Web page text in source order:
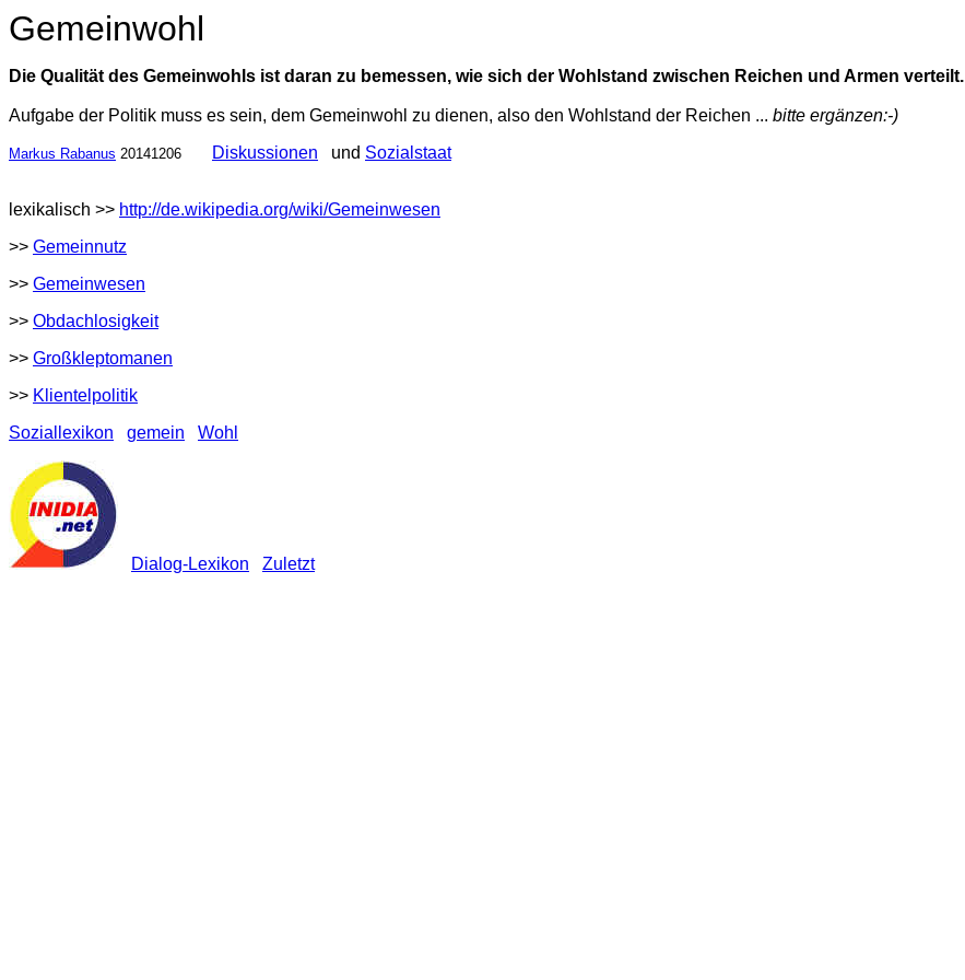
Gemeinwohl
Die Qualität des Gemeinwohls ist daran zu bemessen, wie sich der Wohlstand zwischen Reichen und Armen verteilt.
Aufgabe der Politik muss es sein, dem Gemeinwohl zu dienen, also den Wohlstand der Reichen ... bitte ergänzen:-)
Markus Rabanus 20141206 Diskussionen und Sozialstaat
lexikalisch >> http://de.wikipedia.org/wiki/Gemeinwesen
>> Gemeinnutz
>> Gemeinwesen
>> Obdachlosigkeit
>> Großkleptomanen
>> Klientelpolitik
Soziallexikon
gemein Wohl
Dialog-Lexikon Zuletzt